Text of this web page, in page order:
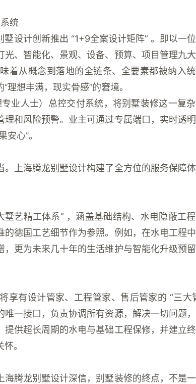
统
墅设计创新推出 “1+9全案设计矩阵” 。即以一
、智能化、景观、设备、预算、项目管理九
着从概念到落地的全链条、全要素都被纳入
想丰满，现实骨感”的窘境。
业人士）总控交付系统，将别墅装修这一复
和风险预警。业主可通过专属端口，实时透
心”。
上海腾龙别墅设计构建了全方位的服务保障体
墅艺精工体系” ，涵盖基础结构、水电隐蔽工
德国工艺细节作为参照。例如，在水电工程
更为未来几十年的生活维护与智能化升级预
享有设计管家、工程管家、售后管家的 “三大
一接口，负责协调所有资源，解决一切问题
供超长周期的水电与基础工程保修，并建立
。
上海腾龙别墅设计深信，别墅装修的终点，不是